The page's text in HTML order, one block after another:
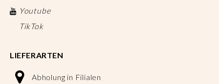
Youtube
TikTok
LIEFERARTEN
Abholung in Filialen